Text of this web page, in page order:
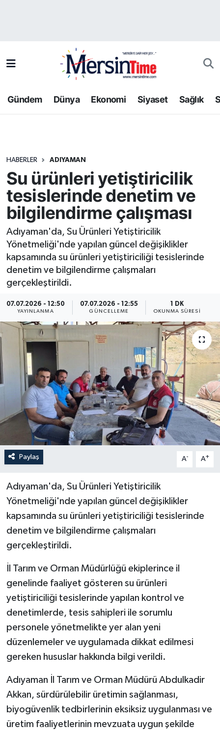
Gündem Dünya Ekonomi Siyaset Sağlık
HABERLER ADIYAMAN
Su ürünleri yetiştiricilik
tesislerinde denetim ve
bilgilendirme çalışması
Adıyaman'da, Su Ürünleri Yetiştiricilik
Yönetmeliği'nde yapılan güncel değişiklikler
kapsamında su ürünleri yetiştiriciliği tesislerinde
denetim ve bilgilendirme çalışmaları
gerçekleştirildi.
07.07.2026 - 12:50
YAYINLANMA
07.07.2026 - 12:55
GÜNCELLEME
1 DK
OKUNMA SÜRESI
Paylaş A- A+
Adıyaman'da, Su Ürünleri Yetiştiricilik
Yönetmeliği'nde yapılan güncel değişiklikler
kapsamında su ürünleri yetiştiriciliği tesislerinde
denetim ve bilgilendirme çalışmaları
gerçekleştirildi.
İl Tarım ve Orman Müdürlüğü ekiplerince il
genelinde faaliyet gösteren su ürünleri
yetiştiriciliği tesislerinde yapılan kontrol ve
denetimlerde, tesis sahipleri ile sorumlu
personele yönetmelikte yer alan yeni
düzenlemeler ve uygulamada dikkat edilmesi
gereken hususlar hakkında bilgi verildi.
Adıyaman İl Tarım ve Orman Müdürü Abdulkadir
Akkan, sürdürülebilir üretimin sağlanması,
biyogüvenlik tedbirlerinin eksiksiz uygulanması ve
üretim faaliyetlerinin mevzuata uygun şekilde
Bilim-Teknoloji
Dünya
Ekonomi
Gündem
Kültür-Sanat
Resmi İlan
Sağlık
Siyaset
Spor
Yaşam
Trafik Durumu
Tüm Manşetler
Haber Arşivi